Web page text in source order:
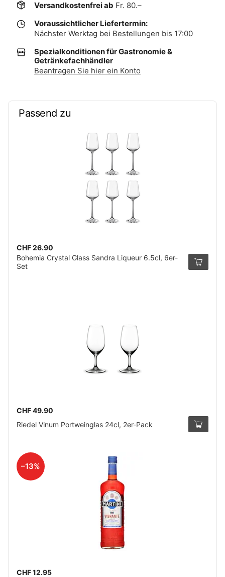
Versandkostenfrei ab Fr. 80.–
Voraussichtlicher Liefertermin:
Nächster Werktag bei Bestellungen bis 17:00
Spezialkonditionen für Gastronomie &
Getränkefachhändler
Beantragen Sie hier ein Konto
Passend zu
CHF 26.90
Bohemia Crystal Glass Sandra Liqueur 6.5cl, 6er-
Set
CHF 49.90
Riedel Vinum Portweinglas 24cl, 2er-Pack
–13%
CHF 12.95